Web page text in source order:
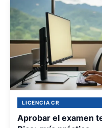
LICENCIA CR
Aprobar el examen